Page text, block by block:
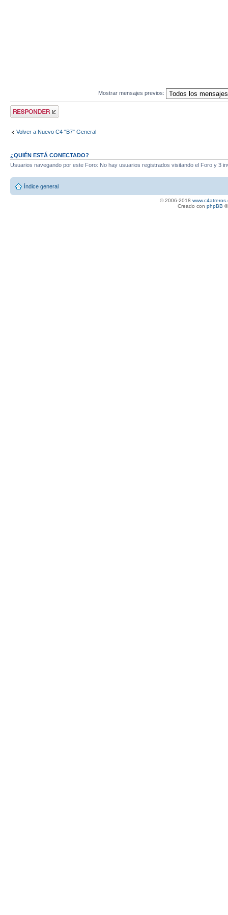
Mostrar mensajes previos:
Publicar una
respuesta
Volver a Nuevo C4 "B7" General
¿QUIÉN ESTÁ CONECTADO?
Usuarios navegando por este Foro: No hay usuarios registrados visitando el Foro y 3
Índice general
© 2006-2018
Creado con phpBB